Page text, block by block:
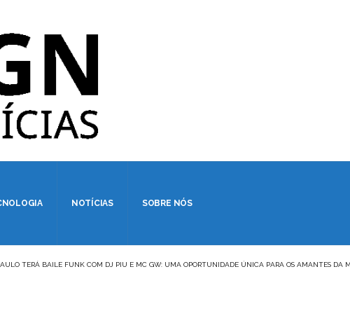
NOTÍCIAS SOBRE NÓS
TERÁ BAILE FUNK COM DJ PIU E MC GW: UMA OPORTUNIDADE ÚNICA PARA OS AMANTES DA